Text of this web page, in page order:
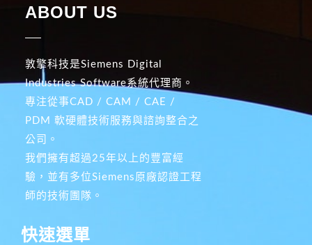
ABOUT US
敦擎科技是Siemens Digital
Industries Software系統代理商。
專注從事CAD / CAM / CAE /
PDM 軟硬體技術服務與諮詢整合之
公司。
我們擁有超過25年以上的豐富經
驗，並有多位Siemens原廠認證工程
師的技術團隊。
快速選單